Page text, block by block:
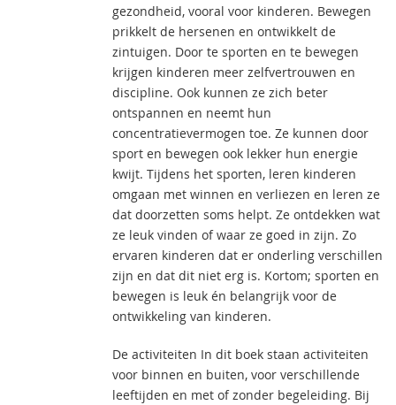
gezondheid, vooral voor kinderen. Bewegen
prikkelt de hersenen en ontwikkelt de
zintuigen. Door te sporten en te bewegen
krijgen kinderen meer zelfvertrouwen en
discipline. Ook kunnen ze zich beter
ontspannen en neemt hun
concentratievermogen toe. Ze kunnen door
sport en bewegen ook lekker hun energie
kwijt. Tijdens het sporten, leren kinderen
omgaan met winnen en verliezen en leren ze
dat doorzetten soms helpt. Ze ontdekken wat
ze leuk vinden of waar ze goed in zijn. Zo
ervaren kinderen dat er onderling verschillen
zijn en dat dit niet erg is. Kortom; sporten en
bewegen is leuk én belangrijk voor de
ontwikkeling van kinderen.
De activiteiten In dit boek staan activiteiten
voor binnen en buiten, voor verschillende
leeftijden en met of zonder begeleiding. Bij